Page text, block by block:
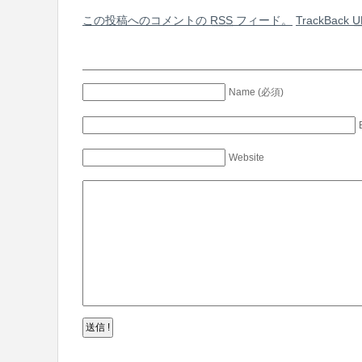
この投稿へのコメントの RSS フィード。 TrackBack
Name (必須)
Website